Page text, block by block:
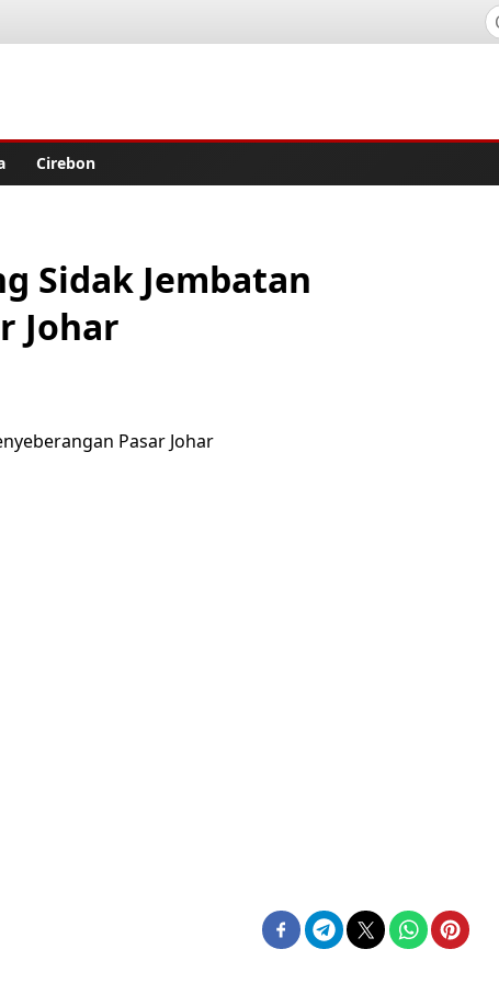
Cirebon
Sidak Jembatan
Johar